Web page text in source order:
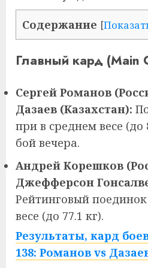
Содержание [
Главный кард (Main
Сергей Романов
Дазаев (Казахстан):
при в среднем весе (до
бой вечера.
Андрей Корешков
Джефферсон
Рейтинговый
весе (до 77.1 кг).
Результаты, кард
138: Романов vs